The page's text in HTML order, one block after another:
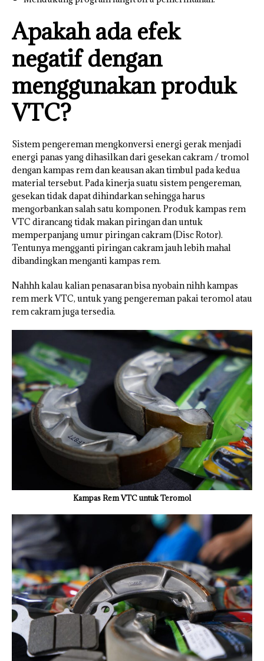
Apakah ada efek
negatif dengan
menggunakan produk
VTC?
Sistem pengereman mengkonversi energi gerak menjadi
energi panas yang dihasilkan dari gesekan cakram / tromol
dengan kampas rem dan keausan akan timbul pada kedua
material tersebut. Pada kinerja suatu sistem pengereman,
gesekan tidak dapat dihindarkan sehingga harus
mengorbankan salah satu komponen. Produk kampas rem
VTC dirancang tidak makan piringan dan untuk
memperpanjang umur piringan cakram (Disc Rotor).
Tentunya mengganti piringan cakram jauh lebih mahal
dibandingkan menganti kampas rem.
Nahhh kalau kalian penasaran bisa nyobain nihh kampas
rem merk VTC, untuk yang pengereman pakai teromol atau
rem cakram juga tersedia.
Kampas Rem VTC untuk Teromol